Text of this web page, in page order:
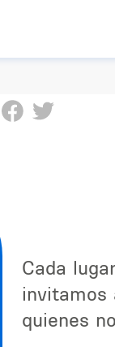
Cada
invitamos
quienes